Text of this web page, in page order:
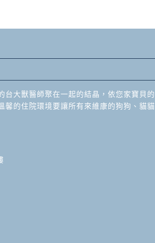
台大獸醫師聚在一起的結晶，依您家寶貝的
馨的住院環境要讓所有來維康的狗狗、貓貓